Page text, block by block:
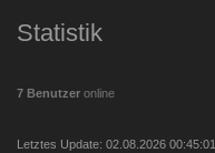
Statistik
7 Benutzer online
Letztes Update: 02.08.2026 00:45:01